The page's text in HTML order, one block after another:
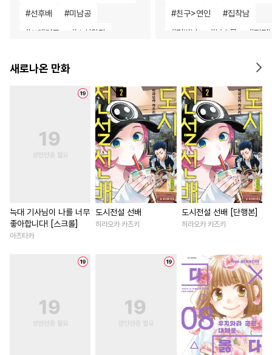
#선후배 #미남공
#쓰레기공 # 소설원작
#질투 #가이드버스
#이세계물
#떡대수
만화단편 # 현대물
#순진수
#초능력
역사/시대물
#침착수 #단정수 # 굴림수
#조폭공 #민감수
잔망수
모럴리스
병약수 #
#친구>연인 #집착남
#평범남 #복수물 #직진
애증관계
#일상 #친구>연인
#삼각관계 #서양풍
#재벌남 #
환생물
#영혼바뀜 #
첫사랑
#인외존재 #다각관계
#현대물 #상처녀 #회귀
성장물
연애/결혼
학원/캠퍼스
#
현대물 #평범녀 #능욕
나이차커플 #직진남
평범녀 #연하남 #복수
짝사랑 #드라마 #동양
차원이동물 #배틀연애
새로나온 만화
늑대 기사님이 나를 너무
좋아합니다! [스크롤]
아즈타카
도시전설 선배
히라오카 카즈키
도시전설 선배 [단행본]
히라오카 카즈키